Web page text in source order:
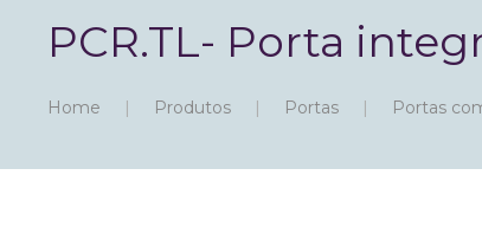
PCR.TL- Porta
Home Produtos Portas Portas